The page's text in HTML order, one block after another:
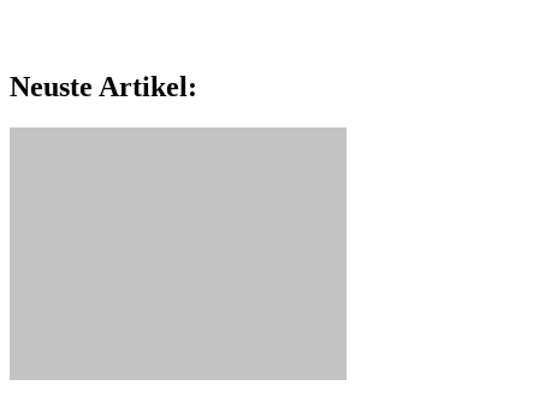
Neuste Artikel: